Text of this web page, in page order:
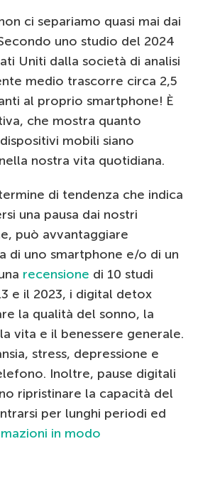
ci separiamo quasi mai dai
uno studio del 2024
Uniti dalla società di analisi
medio trascorre circa 2,5
al proprio smartphone! È
che mostra quanto
mobili siano
nostra vita quotidiana.
di tendenza che indica
una pausa dai nostri
può avvantaggiare
di uno smartphone e/o di un
recensione di 10 studi
e il 2023, i digital detox
la qualità del sonno, la
vita e il benessere generale.
stress, depressione e
Inoltre, pause digitali
ripristinare la capacità del
per lunghi periodi ed
in modo